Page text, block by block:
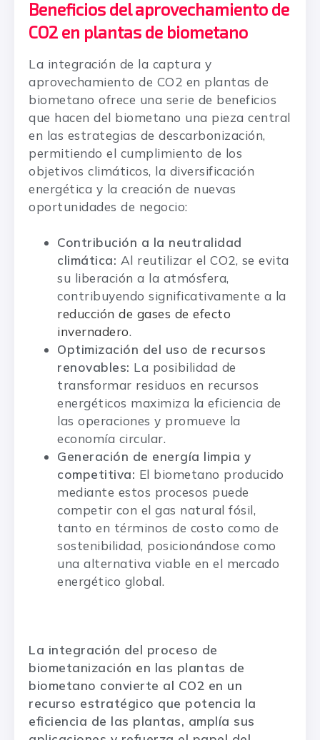
Beneficios del aprovechamiento de
CO2 en plantas de biometano
La integración de la captura y
aprovechamiento de CO2 en plantas de
biometano ofrece una serie de beneficios
que hacen del biometano una pieza central
en las estrategias de descarbonización,
permitiendo el cumplimiento de los
objetivos climáticos, la diversificación
energética y la creación de nuevas
oportunidades de negocio:
Contribución a la neutralidad
climática: Al reutilizar el CO2, se evita
su liberación a la atmósfera,
contribuyendo significativamente a la
reducción de gases de efecto
invernadero.
Optimización del uso de recursos
renovables: La posibilidad de
transformar residuos en recursos
energéticos maximiza la eficiencia de
las operaciones y promueve la
economía circular.
Generación de energía limpia y
competitiva: El biometano producido
mediante estos procesos puede
competir con el gas natural fósil,
tanto en términos de costo como de
sostenibilidad, posicionándose como
una alternativa viable en el mercado
energético global.
La integración del proceso de
biometanización en las plantas de
biometano convierte al CO2 en un
recurso estratégico que potencia la
eficiencia de las plantas, amplía sus